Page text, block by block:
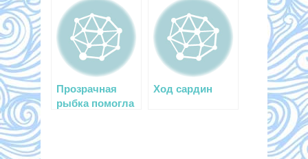
Прозрачная
рыбка помогла
Ход сардин